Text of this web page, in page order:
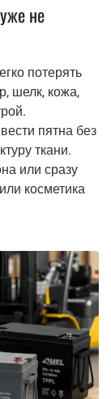
не
потерять
шелк, кожа,
пятна без
ткани.
или сразу
косметика